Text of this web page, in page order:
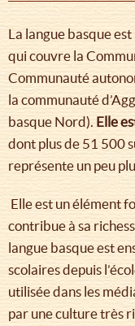
La langue basque
qui couvre la
Communauté
la communauté
basque Nord). Elle
dont plus de 51 500
représente un peu
Elle est un élément
contribue à sa
langue basque est
scolaires depuis
utilisée dans les
par une culture très